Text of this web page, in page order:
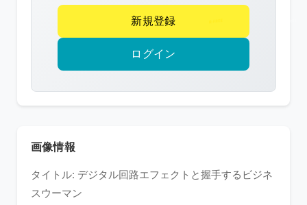
作
権
護
い
新規登録
ログイン
画像情報
タイトル: デジタル回路エフェクトと握手するビジネ
スウーマン